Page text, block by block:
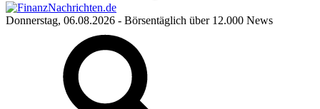
Donnerstag, 06.08.2026 - Börsentäglich über 12.000 News